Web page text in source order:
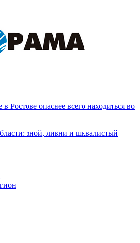
в Ростове опаснее всего находиться во
зной, ливни и шквалистый